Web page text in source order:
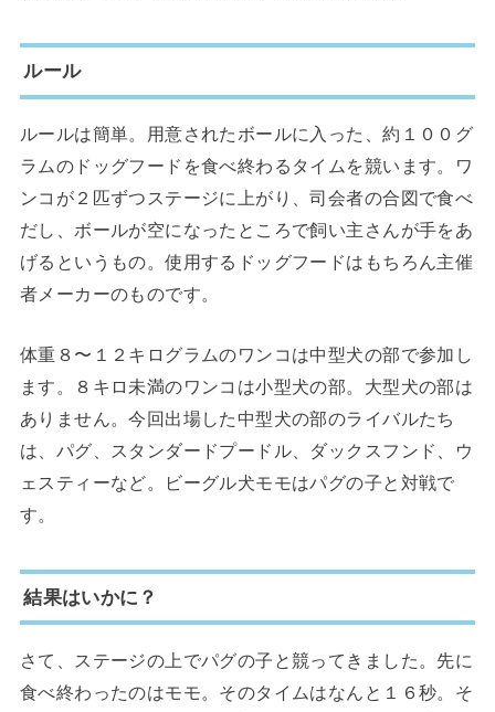
ルール
ルールは簡単。用意されたボールに入った、約１００グ
ラムのドッグフードを食べ終わるタイムを競います。ワ
ンコが２匹ずつステージに上がり、司会者の合図で食べ
だし、ボールが空になったところで飼い主さんが手をあ
げるというもの。使用するドッグフードはもちろん主催
者メーカーのものです。
体重８〜１２キログラムのワンコは中型犬の部で参加し
ます。８キロ未満のワンコは小型犬の部。大型犬の部は
ありません。今回出場した中型犬の部のライバルたち
は、パグ、スタンダードプードル、ダックスフンド、ウ
ェスティーなど。ビーグル犬モモはパグの子と対戦で
す。
結果はいかに？
さて、ステージの上でパグの子と競ってきました。先に
食べ終わったのはモモ。そのタイムはなんと１６秒。そ